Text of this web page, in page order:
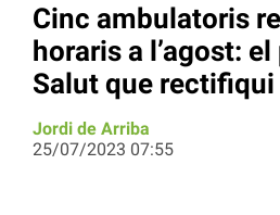
Cinc ambulatoris
horaris a l’agost:
Salut que rectifiqui
Jordi de Arriba
25/07/2023 07:55